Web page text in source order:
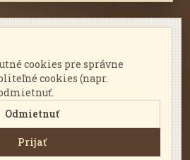
cookies pre správne
cookies (napr.
Odmietnuť
Prijať
na Facebooku